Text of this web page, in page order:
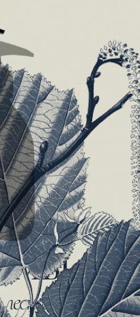
МЫЛО
ореха